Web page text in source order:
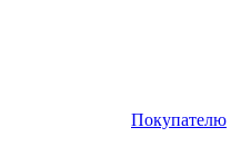
Покупателю